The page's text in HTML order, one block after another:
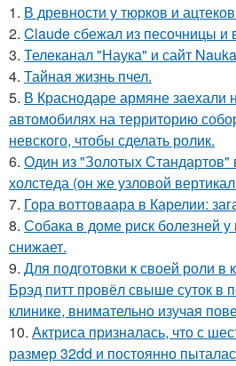
1. В древности у тюрков и
2. Claude сбежал из песочницы и
3. Телеканал "Наука" и сайт
4. Тайная жизнь пчел.
5. В Краснодаре армяне заехали
автомобилях на территорию
невского, чтобы сделать ролик.
6. Один из "Золотых Стандартов"
холстеда (он же узловой
7. Гора воттоваара в Карелии:
8. Собака в доме риск болезней
снижает.
9. Для подготовки к своей роли в
Брэд питт провёл свыше суток в
клинике, внимательно изучая
10. Актриса призналась, что с
размер 32dd и постоянно